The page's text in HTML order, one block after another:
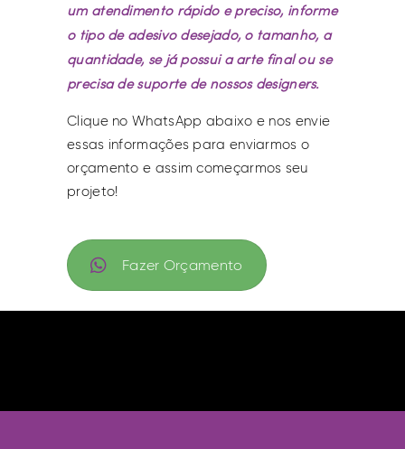
um atendimento rápido e preciso, informe
o tipo de adesivo desejado, o tamanho, a
quantidade, se já possui a arte final ou se
precisa de suporte de nossos designers.
Clique no WhatsApp abaixo e nos envie
essas informações para enviarmos o
orçamento e assim começarmos seu
projeto!
Fazer Orçamento